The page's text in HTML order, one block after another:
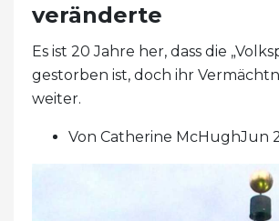
veränderte
Es ist 20 Jahre her, dass die
gestorben ist, doch ihr
weiter.
Von Catherine McHughJun